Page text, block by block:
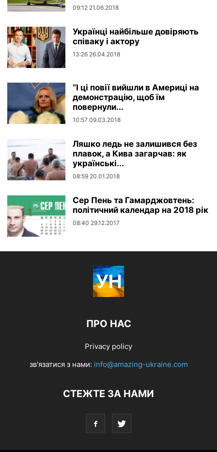
09:12 21.06.2018
Українці найбільше довіряють
співаку і актору
13:26 26.04.2018
“І ці повії вийшли в Америці на
демонстрацію, щоб їм
повернули...
10:57 09.03.2018
Ляшко ледь не залишився без
плавок, а Кива загарчав: як
українські...
08:59 20.01.2018
Сер Пень та Гамарджовтень:
політичний календар на 2018 рік
08:40 29.12.2017
ПРО НАС
Privacy policy
зв'язатися з нами: info@amazing-ukraine.com
СТЕЖТЕ ЗА НАМИ